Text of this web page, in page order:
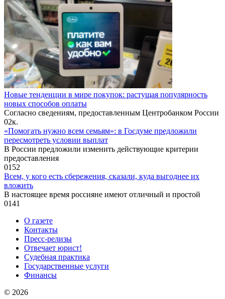
Новые тенденции в мире покупок: растущая популярность
новых способов оплаты
Согласно сведениям, предоставленным Центробанком России
02к.
«Помогать нужно всем семьям»: в Госдуме предложили
пересмотреть условии выплат
В России предложили изменить действующие критерии
предоставления
0152
Всем, у кого есть сбережения, сказали, куда выгоднее их
вложить
В настоящее время россияне имеют отличный и простой
0141
О газете
Контакты
Пресс-релизы
Отвечает юрист!
Судебная практика
Государственные услуги
Финансы
© 2026